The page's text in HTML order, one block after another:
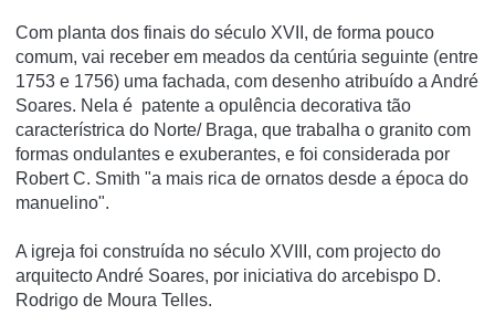
Com planta dos finais do século XVII, de forma pouco
comum, vai receber em meados da centúria seguinte (entre
1753 e 1756) uma fachada, com desenho atribuído a André
Soares. Nela é patente a opulência decorativa tão
característrica do Norte/ Braga, que trabalha o granito com
formas ondulantes e exuberantes, e foi considerada por
Robert C. Smith "a mais rica de ornatos desde a época do
manuelino".
A igreja foi construí­da no século XVIII, com projecto do
arquitecto André Soares, por iniciativa do arcebispo D.
Rodrigo de Moura Telles.